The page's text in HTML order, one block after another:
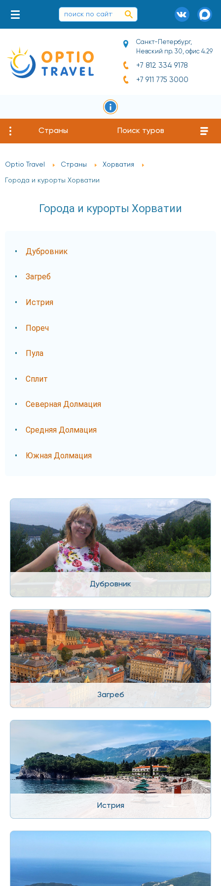
Санкт-Петербург,
Невский пр. 30, офис 4.29
+7 812 334 9178
+7 911 775 3000
Страны Поиск туров
Optio Travel Страны Хорватия
Города и курорты Хорватии
Города и курорты Хорватии
Дубровник
Загреб
Истрия
Пореч
Пула
Сплит
Северная Долмация
Средняя Долмация
Южная Долмация
Дубровник
Загреб
Истрия